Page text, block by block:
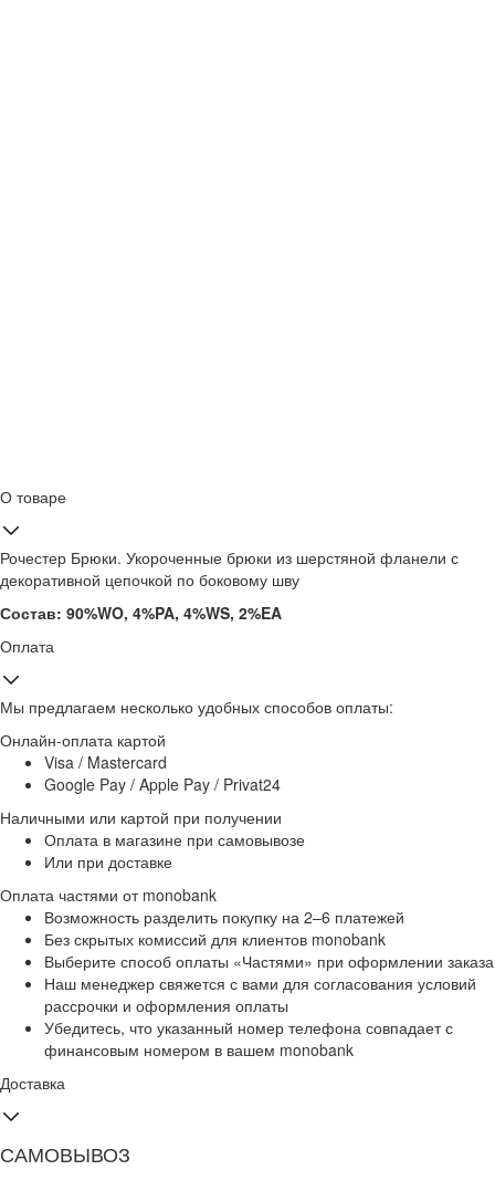
О товаре
Рочестер Брюки. Укороченные брюки из шерстяной фланели с
декоративной цепочкой по боковому шву
Состав: 90%WO, 4%PA, 4%WS, 2%EA
Оплата
Мы предлагаем несколько удобных способов оплаты:
Онлайн-оплата картой
Visa / Mastercard
Google Pay / Apple Pay / Privat24
Наличными или картой при получении
Оплата в магазине при самовывозе
Или при доставке
Оплата частями от monobank
Возможность разделить покупку на 2–6 платежей
Без скрытых комиссий для клиентов monobank
Выберите способ оплаты «Частями» при оформлении заказа
Наш менеджер свяжется с вами для согласования условий
рассрочки и оформления оплаты
Убедитесь, что указанный номер телефона совпадает с
финансовым номером в вашем monobank
Доставка
САМОВЫВОЗ